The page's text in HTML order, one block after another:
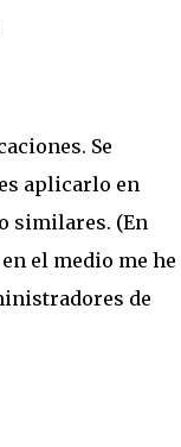
Se
aplicarlo en
similares. (En
el medio me he
de